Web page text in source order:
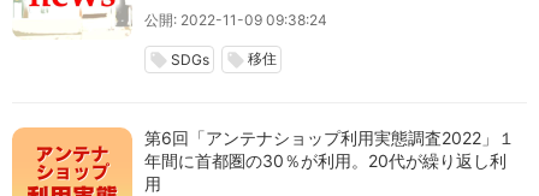
公開: 2022-11-09 09:38:24
local_offer SDGs local_offer 移住
第6回「アンテナショップ利用実態調査2022」１
年間に首都圏の30％が利用。20代が繰り返し利
用